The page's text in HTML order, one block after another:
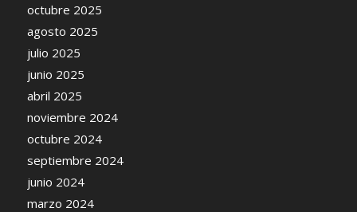
octubre 2025
agosto 2025
julio 2025
junio 2025
abril 2025
noviembre 2024
octubre 2024
septiembre 2024
junio 2024
marzo 2024